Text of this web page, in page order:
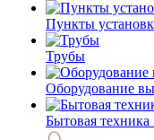
Пункты
Трубы
Оборудование
Бытовая техника